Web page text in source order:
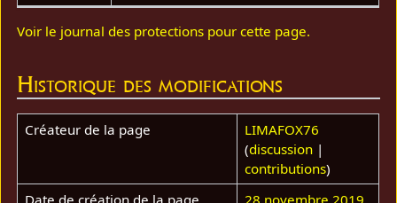
Voir le journal des protections pour cette page.
Historique des modifications
Créateur de la page
LIMAFOX76
(discussion|
contributions)
Date de création de la page
28 novembre 2019